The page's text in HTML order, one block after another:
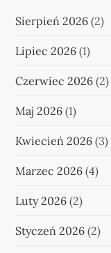
Sierpień 2026 (2)
Lipiec 2026 (1)
Czerwiec 2026 (2)
Maj 2026 (1)
Kwiecień 2026 (3)
Marzec 2026 (4)
Luty 2026 (2)
Styczeń 2026 (2)